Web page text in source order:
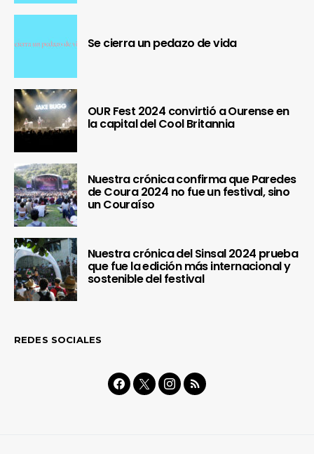
Se cierra un pedazo de vida
OUR Fest 2024 convirtió a Ourense en
la capital del Cool Britannia
Nuestra crónica confirma que Paredes
de Coura 2024 no fue un festival, sino
un Couraíso
Nuestra crónica del Sinsal 2024 prueba
que fue la edición más internacional y
sostenible del festival
REDES SOCIALES